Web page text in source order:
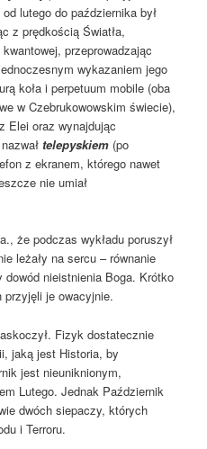
lutego do października był
z prędkością Światła,
przeprowadzając
wykazaniem jego
koła i perpetuum mobile (oba
w Czebrukowowskim świecie),
Elei oraz wynajdując
telepyskiem (po
z ekranem, którego nawet
nie umiał
że podczas wykładu poruszył
leżały na sercu – równanie
nieistnienia Boga. Krótko
je owacyjnie.
Fizyk dostatecznie
jaką jest Historia, by
jest nieuniknionym,
Lutego. Jednak Październik
dwóch siepaczy, których
i Terroru.